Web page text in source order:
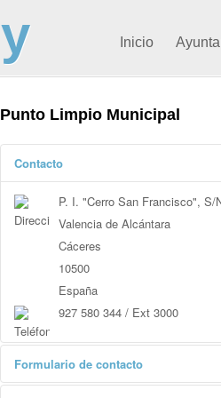
Inicio
Punto Limpio Municipal
Contacto
P. I. "Cerro San Francisco", S/
Valencia de Alcántara
Cáceres
10500
España
927 580 344 / Ext 3000
Formulario de contacto